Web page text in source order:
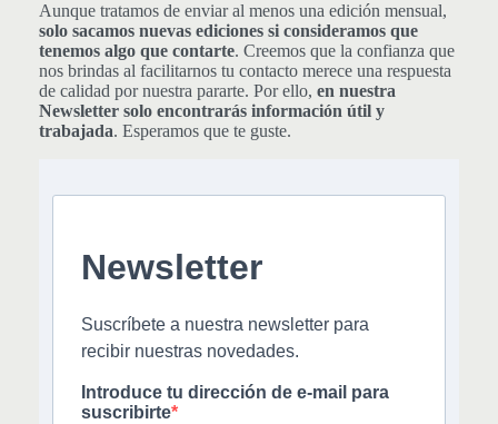
Aunque tratamos de enviar al menos una edición mensual,
solo sacamos nuevas ediciones si consideramos que
tenemos algo que contarte. Creemos que la confianza que
nos brindas al facilitarnos tu contacto merece una respuesta
de calidad por nuestra pararte. Por ello, en nuestra
Newsletter solo encontrarás información útil y
trabajada. Esperamos que te guste.
Newsletter
Suscríbete a nuestra newsletter para
recibir nuestras novedades.
Introduce tu dirección de e-mail para
suscribirte